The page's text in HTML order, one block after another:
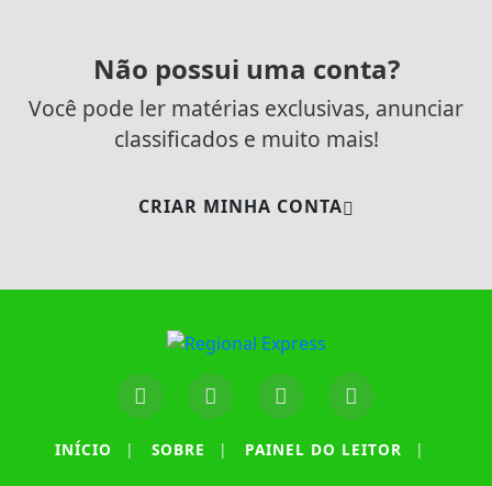
Não possui uma conta?
Você pode ler matérias exclusivas, anunciar
classificados e muito mais!
CRIAR MINHA CONTA
INÍCIO | SOBRE | PAINEL DO LEITOR |
Esse site utiliza cookies para melhorar sua